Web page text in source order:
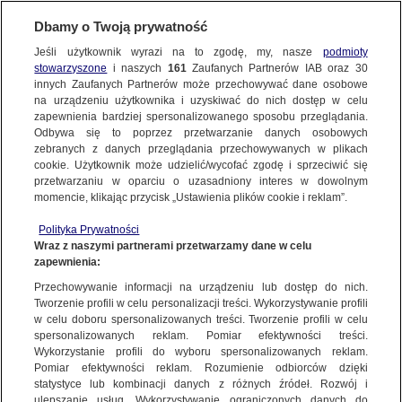
FAKTY | ZOBACZ FAKTY
Karol Nawrocki walczy o drugą turę. Prezes PiS spieszy mu z pomocą.
"Takiego prezydenta właśnie potrzebujemy"
NAJNOWSZE
ZOBACZ FAKTY
FAKTY PO FAKTACH
FAKTY O ŚWIECIE
WIĘCEJ
KANAŁY
Dzień dobry!
Jedno konto do wszystkich usług
Dbamy o Twoją prywatność
Jeśli użytkownik wyrazi na to zgodę, my, nasze podmioty
stowarzyszone i naszych 161Zaufanych Partnerów IAB oraz 30
innych Zaufanych Partnerów może przechowywać dane osobowe
na urządzeniu użytkownika i uzyskiwać do nich dostęp w celu
zapewnienia bardziej spersonalizowanego sposobu przeglądania.
Odbywa się to poprzez przetwarzanie danych osobowych
zebranych z danych przeglądania przechowywanych w plikach
cookie. Użytkownik może udzielić/wycofać zgodę i sprzeciwić się
przetwarzaniu w oparciu o uzasadniony interes w dowolnym
momencie, klikając przycisk „Ustawienia plików cookie i reklam”.
Polityka Prywatności
Wraz z naszymi partnerami przetwarzamy dane w celu
zapewnienia:
Przechowywanie informacji na urządzeniu lub dostęp do nich.
Tworzenie profili w celu personalizacji treści. Wykorzystywanie profili
w celu doboru spersonalizowanych treści. Tworzenie profili w celu
spersonalizowanych reklam. Pomiar efektywności treści.
Wykorzystanie profili do wyboru spersonalizowanych reklam.
Pomiar efektywności reklam. Rozumienie odbiorców dzięki
statystyce lub kombinacji danych z różnych źródeł. Rozwój i